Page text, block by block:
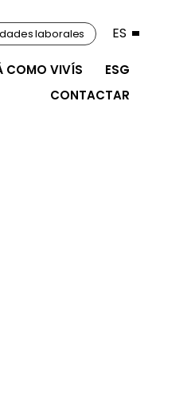
COMO VIVÍS
ESG
CONTACTAR
laborales ES